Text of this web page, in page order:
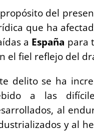
del
que ha
a España para
el fiel reflejo del
delito se ha
a las
al
y al